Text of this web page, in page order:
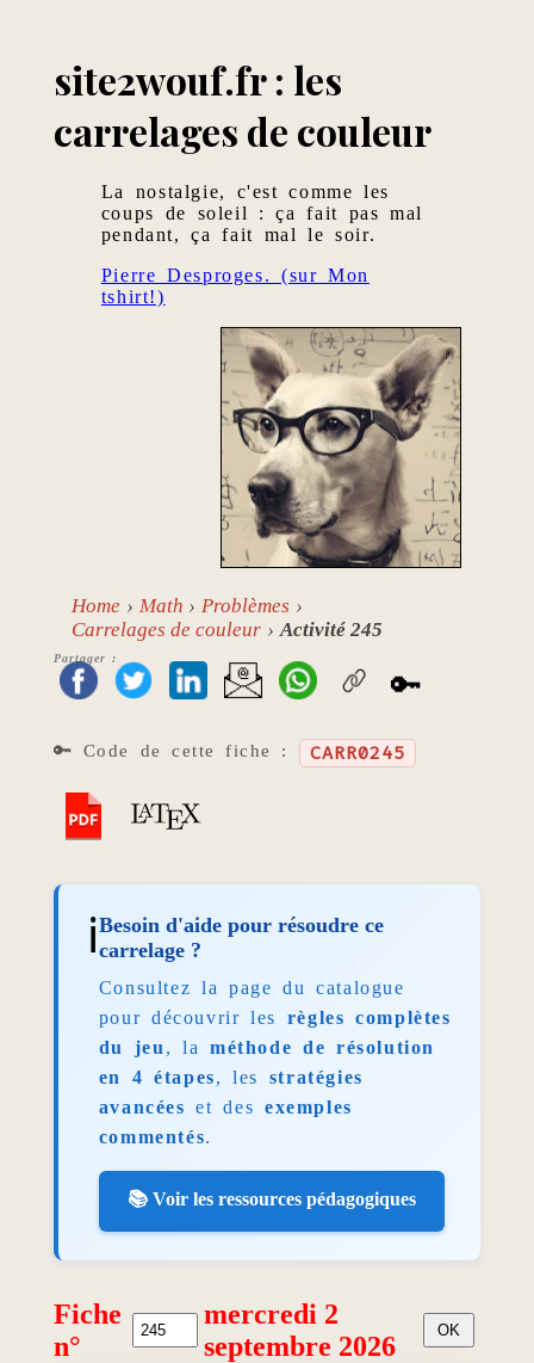
site2wouf.fr : les
carrelages de couleur
La nostalgie, c'est comme les
coups de soleil : ça fait pas mal
pendant, ça fait mal le soir.
Pierre Desproges. (sur Mon
tshirt!)
Home Math
Problèmes
Carrelages de couleur
Activité 245
Partager :
🔑
🔑 Code de cette fiche : CARR0245
ℹ️Besoin d'aide pour résoudre ce
carrelage ?
Consultez la page du catalogue
pour découvrir les règles complètes
du jeu , laméthode de résolution
en 4 étapes, les stratégies
avancées et desexemples
commentés.
📚 Voir les ressources pédagogiques
Fiche
n°
mercredi 2
septembre 2026